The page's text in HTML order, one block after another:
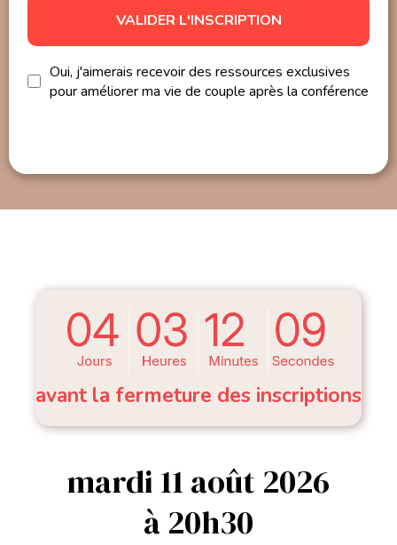
VALIDER L'INSCRIPTION
Oui, j'aimerais recevoir des ressources exclusives
pour améliorer ma vie de couple après la conférence
avant la fermeture des inscriptions
mardi 11 août 2026
à 20h30